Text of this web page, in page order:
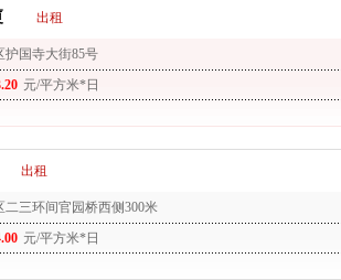
出租
护国寺大街85号
元/平方米*日
出租
二三环间官园桥西侧300米
元/平方米*日